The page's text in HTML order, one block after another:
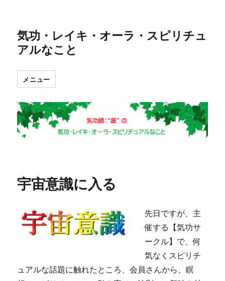
気功・レイキ・オーラ・スピリチュ
アルなこと
メニュー
宇宙意識に入る
先日ですが、主
催する【気功サ
ークル】で、何
気なくスピリチ
ュアルな話題に触れたところ、会員さんから、瞑